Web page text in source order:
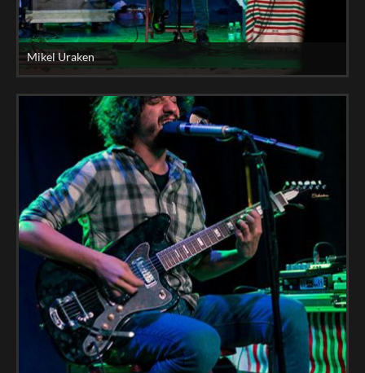
Mikel Uraken